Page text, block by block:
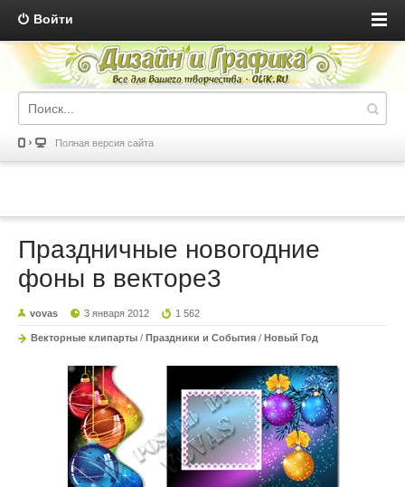
Войти
Полная версия сайта
Праздничные новогодние
фоны в векторе3
vovas 3 января 2012 1 562
Векторные клипарты / Праздники и События / Новый Год